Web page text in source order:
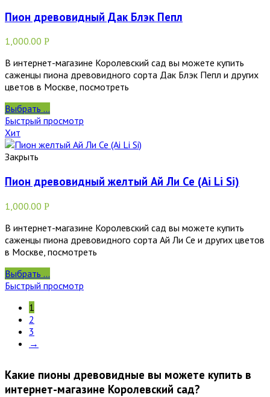
Пион древовидный Дак Блэк Пепл
1,000.00 Р
В интернет-магазине Королевский сад вы можете купить
саженцы пиона древовидного сорта Дак Блэк Пепл и других
цветов в Москве, посмотреть
Выбрать ...
Быстрый просмотр
Хит
Закрыть
Пион древовидный желтый Ай Ли Се (Ai Li Si)
1,000.00 Р
В интернет-магазине Королевский сад вы можете купить
саженцы пиона древовидного сорта Ай Ли Се и других цветов
в Москве, посмотреть
Выбрать ...
Быстрый просмотр
1
2
3
→
Какие пионы древовидные вы можете купить в
интернет-магазине Королевский сад?